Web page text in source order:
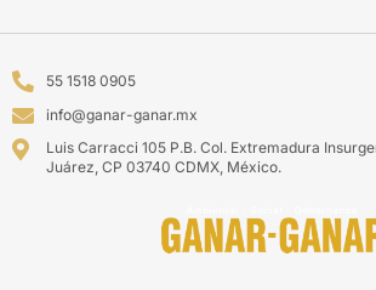
55 1518 0905
info@ganar-ganar.mx
Luis Carracci 105 P.B. Col. Extremadura
Juárez, CP 03740 CDMX, México.